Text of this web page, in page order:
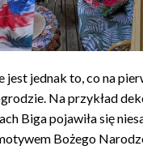
jest jednak to, co na
Na przykład
Biga pojawiła się
Bożego